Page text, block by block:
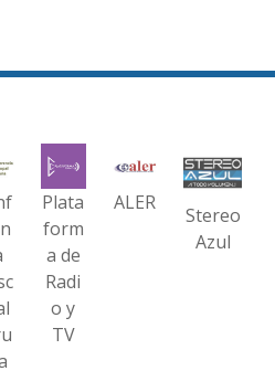
Plata
form
a de
Radi
o y
TV
ALER
Stereo
Azul